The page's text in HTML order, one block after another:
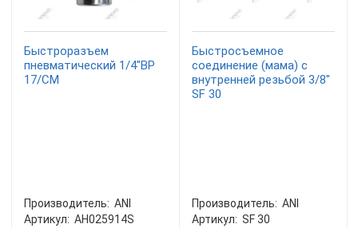
Быстроразъем
пневматический 1/4"BP
17/CM
Производитель: ANI
Артикул: AH025914S
Быстросъемное
соединение (мама) с
внутренней резьбой 3/8"
SF 30
Производитель: ANI
Артикул: SF 30